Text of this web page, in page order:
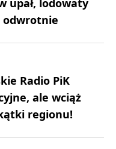
odwrotnie
Radio PiK
ale wciąż
regionu!